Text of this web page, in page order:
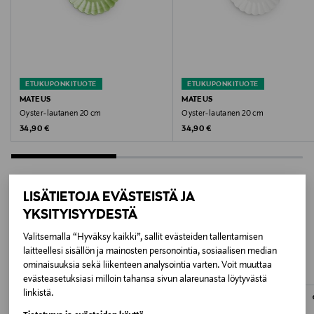
LISÄTIETOJA EVÄSTEISTÄ JA
YKSITYISYYDESTÄ
Valitsemalla “Hyväksy kaikki”, sallit evästeiden tallentamisen
laitteellesi sisällön ja mainosten personointia, sosiaalisen median
ominaisuuksia sekä liikenteen analysointia varten. Voit muuttaa
evästeasetuksiasi milloin tahansa sivun alareunasta löytyvästä
linkistä.
Suositellaan käsinpesua.
Koko
22,5x22,5x2 CM
Valmistusmaa
Kiina
Valmistajan tuotenumero
14-8627-2651
Valmistaja
Villeroy & Boch AG
ETUKUPONKITUOTE
MATEUS
Oyster-lautanen 20 cm
Original Price
34,90 €
ETUKUPONKITUOTE
MATEUS
Oyster-lautanen 20 cm
Original Price
34,90 €
LISÄÄ KIINNOSTAVIA
TUOTTEITA